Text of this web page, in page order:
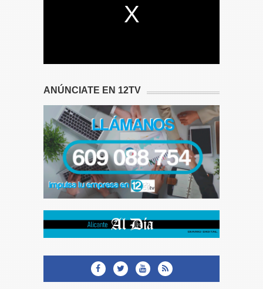
ANÚNCIATE EN 12TV